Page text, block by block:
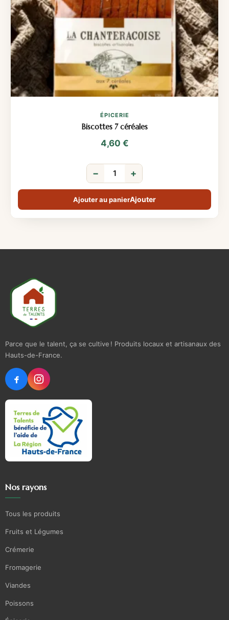
ÉPICERIE
Biscottes 7 céréales
4,60 €
− +
Ajouter au panier
Parce que le talent, ça se cultive ! Produits locaux et artisanaux des
Hauts-de-France.
Nos rayons
Tous les produits
Fruits et Légumes
Crémerie
Fromagerie
Viandes
Poissons